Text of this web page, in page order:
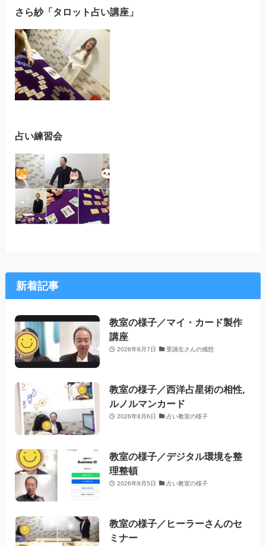
さら紗「タロット占い講座」
占い練習会
新着記事
教室の様子／マイ・カード製作
講座
2026年8月7日 受講生さんの感想
教室の様子／西洋占星術の相性,
ルノルマンカード
2026年8月6日 占い教室の様子
教室の様子／デジタル環境を整
理整頓
2026年8月5日 占い教室の様子
教室の様子／ヒーラーさんのセ
ミナー